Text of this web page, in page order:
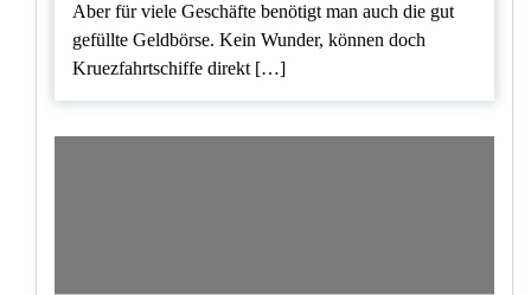
Aber für viele Geschäfte benötigt man auch die gut
gefüllte Geldbörse. Kein Wunder, können doch
Kruezfahrtschiffe direkt […]